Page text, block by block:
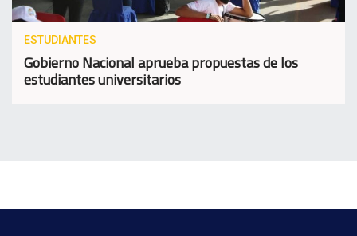
ESTUDIANTES
Gobierno Nacional aprueba propuestas de los
estudiantes universitarios